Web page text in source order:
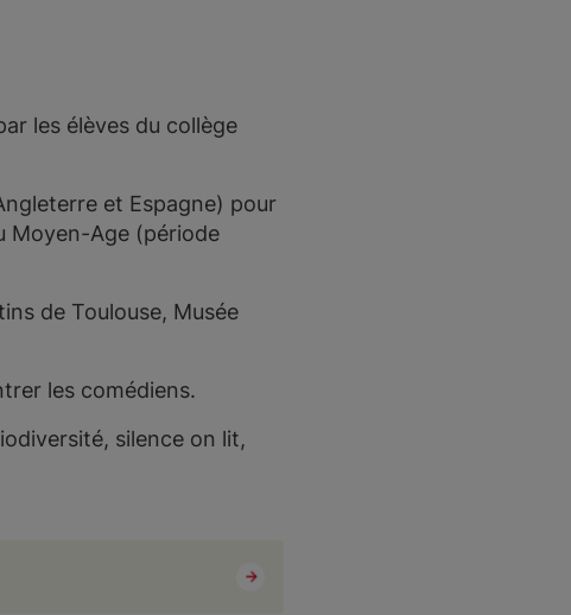
les élèves du collège
et Espagne) pour
Moyen-Age (période
de Toulouse, Musée
les comédiens.
silence on lit,